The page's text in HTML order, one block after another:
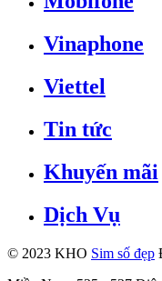
Vinaphone
Viettel
Tin tức
Khuyến mãi
Dịch Vụ
© 2023 KHO Sim số đẹp